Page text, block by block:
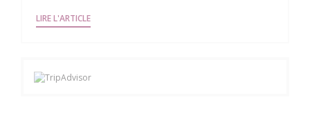
LIRE L'ARTICLE((OUVRE UNE NOUVELLE FENÊTRE))